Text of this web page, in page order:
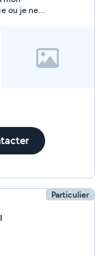
ou je ne
Particulier